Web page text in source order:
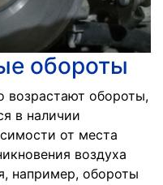
обороты
возрастают обороты,
в наличии
от места
воздуха
например, обороты